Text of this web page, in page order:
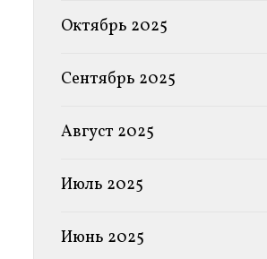
Октябрь 2025
Сентябрь 2025
Август 2025
Июль 2025
Июнь 2025